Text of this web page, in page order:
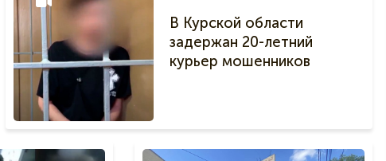
В Курской области
задержан 20-летний
курьер мошенников